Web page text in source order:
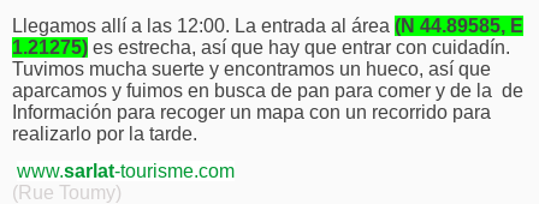
Llegamos allí a las 12:00. La entrada al área (N 44.89585, E
1.21275) es estrecha, así que hay que entrar con cuidadín.
Tuvimos mucha suerte y encontramos un hueco, así que
aparcamos y fuimos en busca de pan para comer y de la de
Información para recoger un mapa con un recorrido para
realizarlo por la tarde.
www.sarlat-tourisme.com
(Rue Toumy)